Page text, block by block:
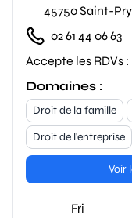
45750 Saint-
02 61 44 06 63
Accepte les RDVs :
Domaines :
Droit de la famille
Droit de l'entreprise
Voir
Fri